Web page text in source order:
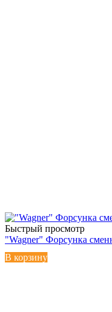
Быстрый просмотр
"Wagner" Форсунка
В корзину